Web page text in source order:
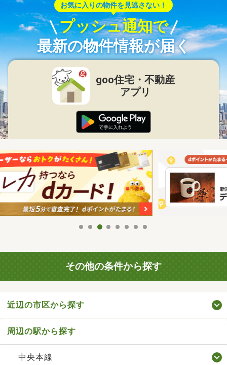
お気に入りの物件を見逃さない！
プッシュ通知で
最新の物件情報が届く
goo住宅・不動産
アプリ
その他の条件から探す
近辺の市区から探す
周辺の駅から探す
中央本線